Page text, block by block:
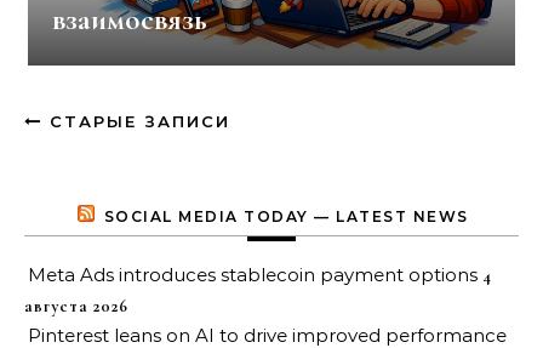
взаимосвязь
СТАРЫЕ ЗАПИСИ
SOCIAL MEDIA TODAY — LATEST NEWS
Meta Ads introduces stablecoin payment options 4
августа 2026
Pinterest leans on AI to drive improved performance